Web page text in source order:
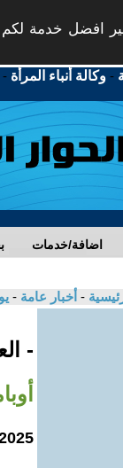
افضل خدمة لكم
-وكالة أنباء المرأة -
اضافة/خدمات
- أخبار عامة -
-
/ 4 / 24